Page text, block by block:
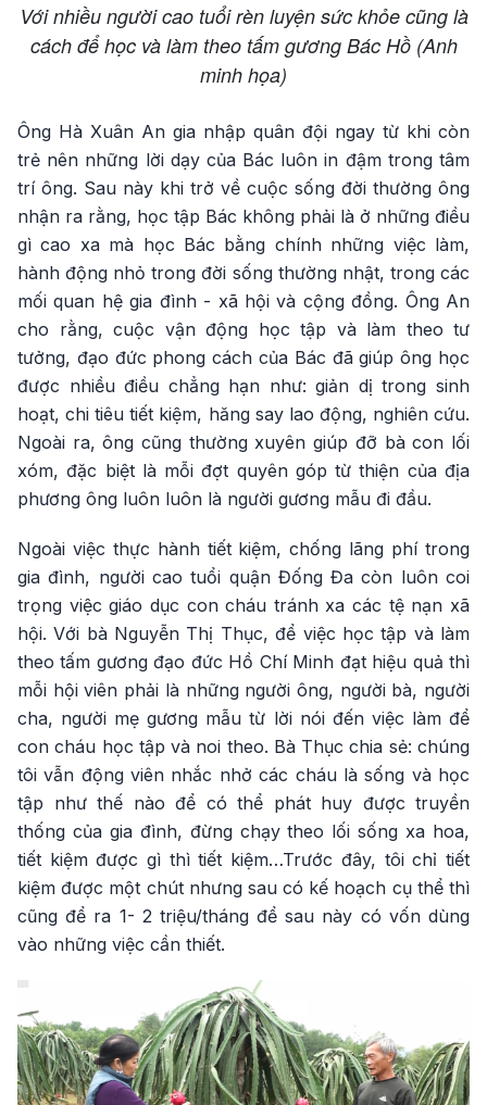
Với nhiều người cao tuổi rèn luyện sức khỏe cũng là
cách để học và làm theo tấm gương Bác Hồ (Anh
minh họa)
Ông Hà Xuân An gia nhập quân đội ngay từ khi còn
trẻ nên những lời dạy của Bác luôn in đậm trong tâm
trí ông. Sau này khi trở về cuộc sống đời thường ông
nhận ra rằng, học tập Bác không phải là ở những điều
gì cao xa mà học Bác bằng chính những việc làm,
hành động nhỏ trong đời sống thường nhật, trong các
mối quan hệ gia đình - xã hội và cộng đồng. Ông An
cho rằng, cuộc vận động học tập và làm theo tư
tưởng, đạo đức phong cách của Bác đã giúp ông học
được nhiều điều chẳng hạn như: giản dị trong sinh
hoạt, chi tiêu tiết kiệm, hăng say lao động, nghiên cứu.
Ngoài ra, ông cũng thường xuyên giúp đỡ bà con lối
xóm, đặc biệt là mỗi đợt quyên góp từ thiện của địa
phương ông luôn luôn là người gương mẫu đi đầu.
Ngoài việc thực hành tiết kiệm, chống lãng phí trong
gia đình, người cao tuổi quận Đống Đa còn luôn coi
trọng việc giáo dục con cháu tránh xa các tệ nạn xã
hội. Với bà Nguyễn Thị Thục, để việc học tập và làm
theo tấm gương đạo đức Hồ Chí Minh đạt hiệu quả thì
mỗi hội viên phải là những người ông, người bà, người
cha, người mẹ gương mẫu từ lời nói đến việc làm để
con cháu học tập và noi theo. Bà Thục chia sẻ: chúng
tôi vẫn động viên nhắc nhở các cháu là sống và học
tập như thế nào để có thể phát huy được truyền
thống của gia đình, đừng chạy theo lối sống xa hoa,
tiết kiệm được gì thì tiết kiệm…Trước đây, tôi chỉ tiết
kiệm được một chút nhưng sau có kế hoạch cụ thể thì
cũng để ra 1- 2 triệu/tháng để sau này có vốn dùng
vào những việc cần thiết.